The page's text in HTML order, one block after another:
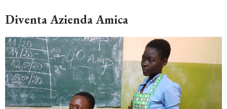
Diventa Azienda Amica